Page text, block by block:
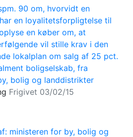
90 om, hvorvidt en
en loyalitetsforpligtelse til
en køber om, at
vil stille krav i den
lokalplan om salg af 25 pct.
boligselskab, fra
bolig og landdistrikter
Frigivet 03/02/15
ministeren for by, bolig og